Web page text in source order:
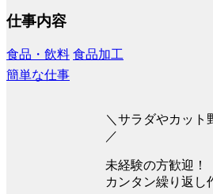
仕事内容
食品・飲料 食品加工
簡単な仕事
＼サラダやカット
／
未経験の方歓迎！
カンタン繰り返し